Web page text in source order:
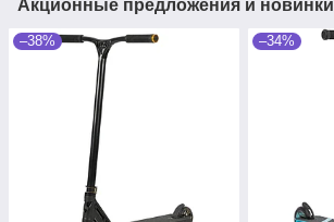
Акционные предложения и новинки
–38% –34%